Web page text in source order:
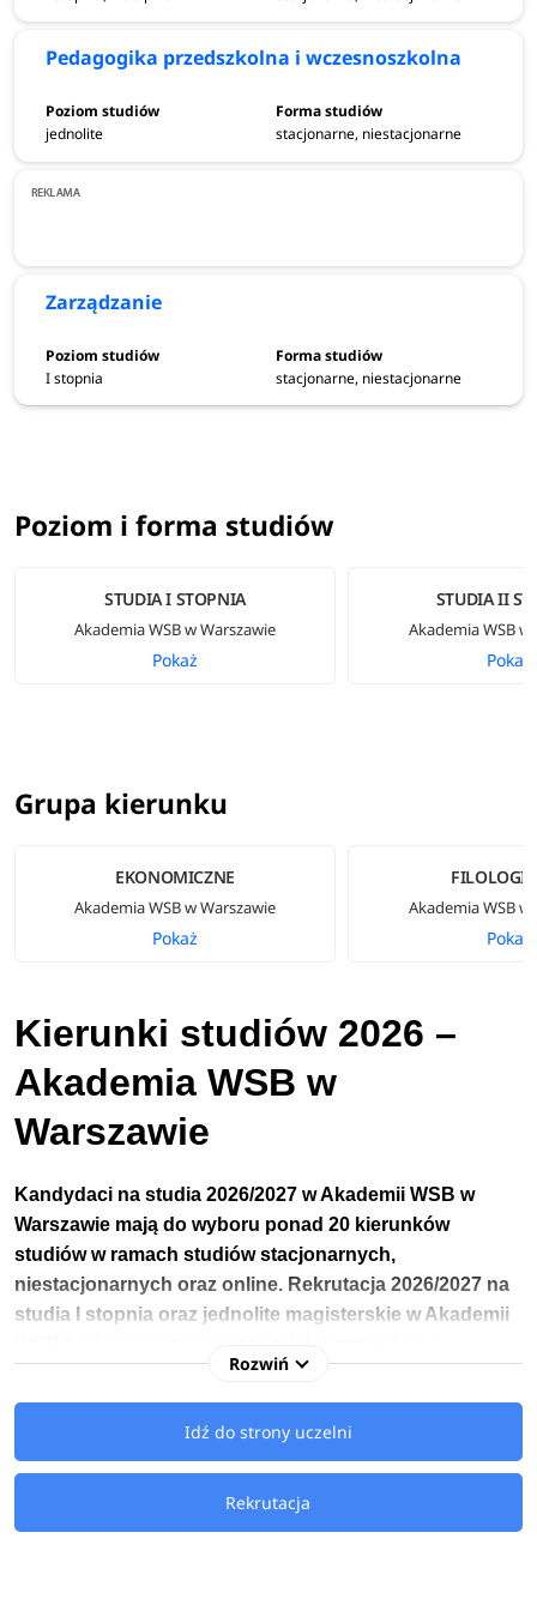
bezpieczeństwo wewnętrzne
finanse i rachunkowość
zarządzanie
Dowiedz się więcej:wsb.edu.pl/warszawa
Pedagogika przedszkolna i wczesnoszkolna
jednolite stacjonarne, niestacjonarne
Zarządzanie
I stopnia stacjonarne, niestacjonarne
Poziom i forma studiów
STUDIA I STOPNIA
Akademia WSB w Warszawie
Pokaż
STUDIA II
Akademia WSB w
Pokaż
Grupa kierunku
EKONOMICZNE
Akademia WSB w Warszawie
Pokaż
Akademia WSB w
Pokaż
Kierunki studiów 2026 –
Akademia WSB w
Warszawie
Kandydaci na studia 2026/2027 w Akademii WSB w
Warszawie mają do wyboru ponad 20 kierunków
studiów w ramach studiów stacjonarnych,
niestacjonarnych oraz online. Rekrutacja 2026/2027 na
studia I stopnia oraz jednolite magisterskie w Akademii
16 marca do 15 października 2026 roku.
Kandydaci na studia 2026/2027 na Akademię WSB w
Warszawie mają do wyborukierunki licencjackieoraz
związane m.in.: z zarządzaniem,
bezpieczeństwem wewnętrznym, pedagogiką przedszkolną
Rozwiń
Idź do strony uczelni
Rekrutacja